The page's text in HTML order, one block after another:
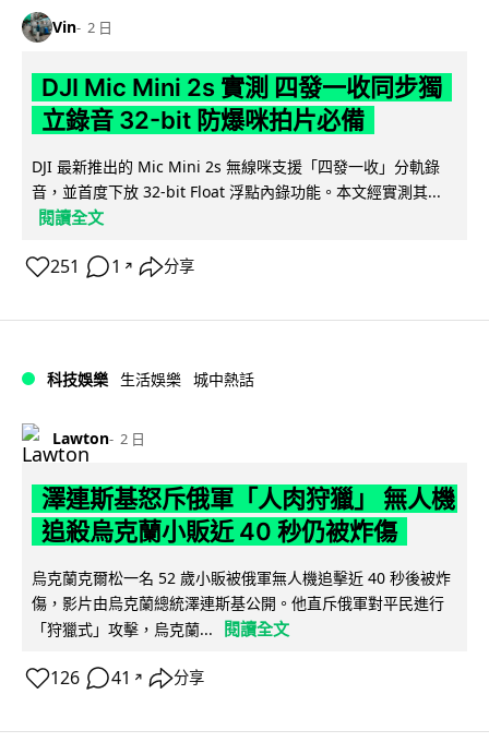
Vin 2 日
DJI Mic Mini 2s 實測 四發一收同步獨
立錄音 32-bit 防爆咪拍片必備
DJI 最新推出的 Mic Mini 2s 無線咪支援「四發一收」分軌錄
音，並首度下放 32-bit Float 浮點內錄功能。本文經實測其...
閱讀全文
251 1 ↗ 分享
科技娛樂 生活娛樂 城中熱話
Lawton 2 日
澤連斯基怒斥俄軍「人肉狩獵」 無人機
追殺烏克蘭小販近 40 秒仍被炸傷
烏克蘭克爾松一名 52 歲小販被俄軍無人機追擊近 40 秒後被炸
傷，影片由烏克蘭總統澤連斯基公開。他直斥俄軍對平民進行
「狩獵式」攻擊，烏克蘭...
閱讀全文
126 41 ↗ 分享